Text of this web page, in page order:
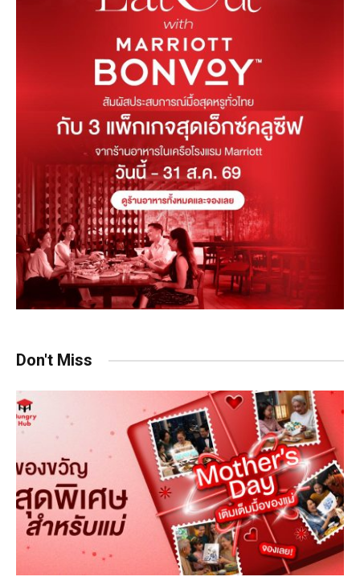
Don't Miss